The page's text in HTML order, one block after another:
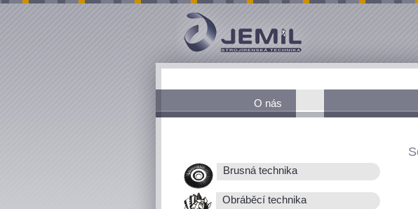
O nás
Brusná technika
Obráběcí technika